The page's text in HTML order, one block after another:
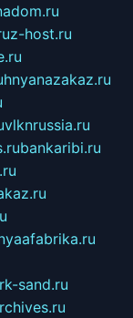
z-host.ru
vlknrussia.ru
bankaribi.ru
sand.ru